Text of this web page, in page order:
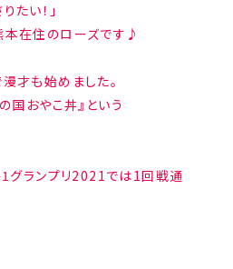
たい！」
本在住のローズです♪
才も始めました。
国おやこ丼』という
グランプリ2021では1回戦通